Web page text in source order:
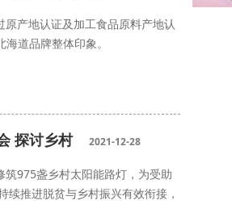
产地认证及加工食品原料产地认
道品牌整体印象。
探讨乡村 2021-12-28
筑975盏乡村太阳能路灯，为受助
推进脱贫与乡村振兴有效衔接，